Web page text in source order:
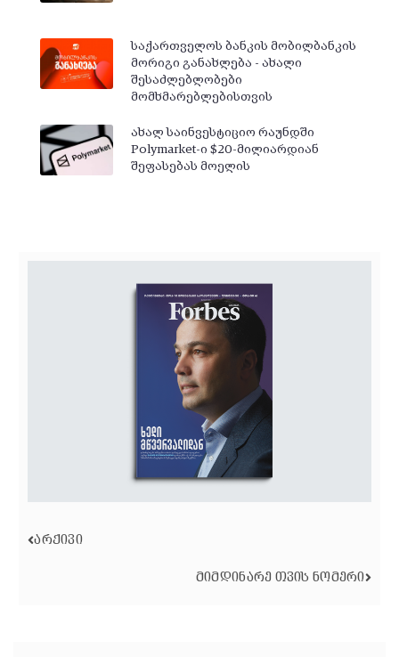
საქართველოს ბანკის მობილბანკის
მორიგი განახლება - ახალი
შესაძლებლობები
მომხმარებლებისთვის
ახალ საინვესტიციო რაუნდში
Polymarket-ი $20-მილიარდიან
შეფასებას მოელის
ᲐᲠᲥᲘᲕᲘ
ᲛᲘᲛᲓᲘᲜᲐᲠᲔ ᲗᲕᲘᲡ ᲜᲝᲛᲔᲠᲘ